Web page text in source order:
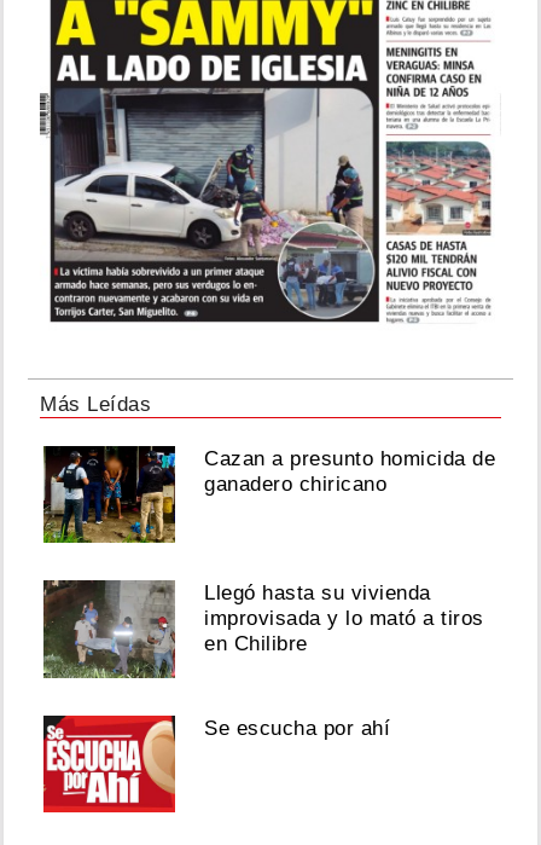
Más Leídas
Cazan a presunto homicida de
ganadero chiricano
Llegó hasta su vivienda
improvisada y lo mató a tiros
en Chilibre
Se escucha por ahí